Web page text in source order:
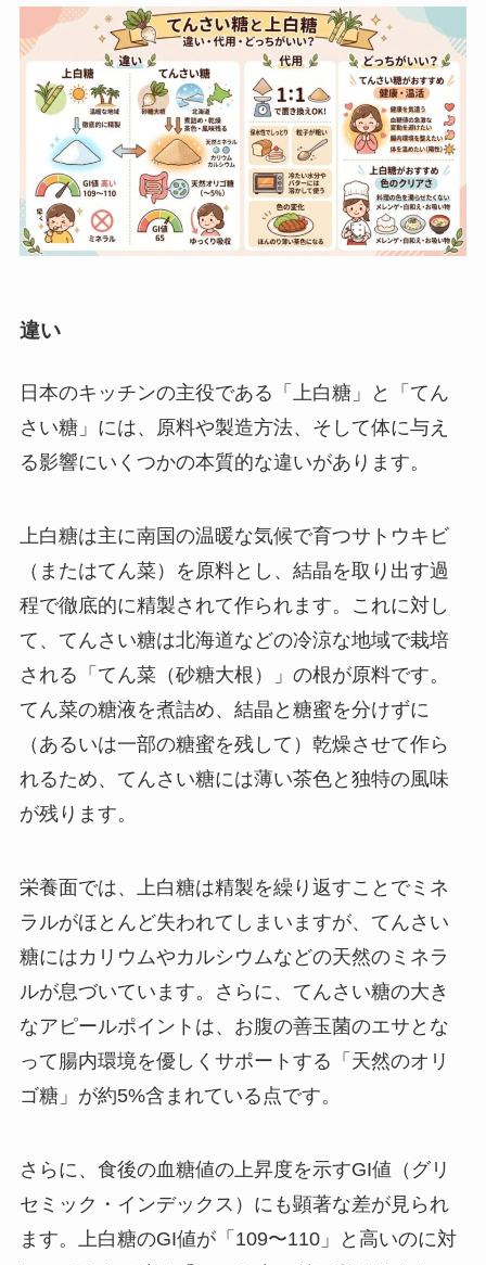
違い
日本のキッチンの主役である「上白糖」と「てん
さい糖」には、原料や製造方法、そして体に与え
る影響にいくつかの本質的な違いがあります。
上白糖は主に南国の温暖な気候で育つサトウキビ
（またはてん菜）を原料とし、結晶を取り出す過
程で徹底的に精製されて作られます。これに対し
て、てんさい糖は北海道などの冷涼な地域で栽培
される「てん菜（砂糖大根）」の根が原料です。
てん菜の糖液を煮詰め、結晶と糖蜜を分けずに
（あるいは一部の糖蜜を残して）乾燥させて作ら
れるため、てんさい糖には薄い茶色と独特の風味
が残ります。
栄養面では、上白糖は精製を繰り返すことでミネ
ラルがほとんど失われてしまいますが、てんさい
糖にはカリウムやカルシウムなどの天然のミネラ
ルが息づいています。さらに、てんさい糖の大き
なアピールポイントは、お腹の善玉菌のエサとな
って腸内環境を優しくサポートする「天然のオリ
ゴ糖」が約5%含まれている点です。
さらに、食後の血糖値の上昇度を示すGI値（グリ
セミック・インデックス）にも顕著な差が見られ
ます。上白糖のGI値が「109〜110」と高いのに対